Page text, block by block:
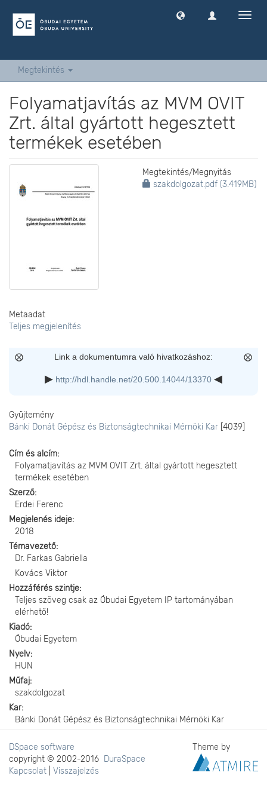
Megtekintés
Folyamatjavítás az MVM OVIT
Zrt. által gyártott hegesztett
termékek esetében
Megtekintés/Megnyitás
szakdolgozat.pdf (3.419MB)
Metaadat
Teljes megjelenítés
Link a dokumentumra való hivatkozáshoz:
http://hdl.handle.net/20.500.14044/13370
Gyűjtemény
Bánki Donát Gépész és Biztonságtechnikai Mérnöki Kar [4039]
Cím és alcím
Folyamatjavítás az MVM OVIT Zrt. által gyártott hegesztett
termékek esetében
Szerző
Erdei Ferenc
Megjelenés ideje
2018
Témavezető
Dr. Farkas Gabriella
Kovács Viktor
Hozzáférés szintje
Teljes szöveg csak az Óbudai Egyetem IP tartományában
elérhető!
Kiadó
Óbudai Egyetem
Nyelv
HUN
Műfaj
szakdolgozat
Kar
Bánki Donát Gépész és Biztonságtechnikai Mérnöki Kar
DSpace software
copyright © 2002-2016 DuraSpace
Kapcsolat
Visszajelzés
Theme by